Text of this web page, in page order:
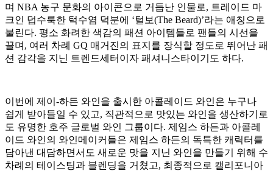
며 NBA 농구 문화의 아이콘으로 거듭난 인물로, 트레이드 마
크인 덥수룩한 턱수염 덕분에 ‘털보(The Beard)’라는 애칭으로
불린다. 평소 화려한 색감의 패션 아이템들로 팬들의 시선을
끌며, 여러 차례 GQ 매거진의 표지를 장식할 정도로 뛰어난 패
션 감각을 지닌 트렌드세터이자 패셔니스타이기도 하다.
이번에 제이-하든 와인을 출시한 아콜레이드 와인은 누구나
쉽게 받아들일 수 있고, 직관적으로 맛있는 와인을 생산하기로
도 유명한 호주 글로벌 와인 그룹이다. 제임스 하든과 아콜레
이드 와인의 와인메이커들은 제임스 하든의 독특한 캐릭터를
담아낸 대담하면서도 새로운 맛을 지닌 와인을 만들기 위해 수
차례의 테이스팅과 블렌딩을 거쳤고, 최종적으로 캘리포니아